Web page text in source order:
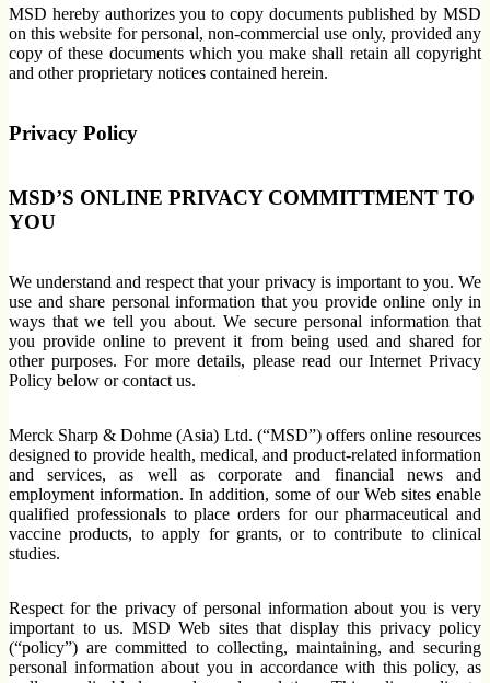
MSD hereby authorizes you to copy documents published by MSD
on this website for personal, non-commercial use only, provided any
copy of these documents which you make shall retain all copyright
and other proprietary notices contained herein.
Privacy Policy
MSD’S ONLINE PRIVACY COMMITTMENT TO
YOU
We understand and respect that your privacy is important to you. We
use and share personal information that you provide online only in
ways that we tell you about. We secure personal information that
you provide online to prevent it from being used and shared for
other purposes. For more details, please read our Internet Privacy
Policy below or contact us.
Merck Sharp & Dohme (Asia) Ltd. (“MSD”) offers online resources
designed to provide health, medical, and product-related information
and services, as well as corporate and financial news and
employment information. In addition, some of our Web sites enable
qualified professionals to place orders for our pharmaceutical and
vaccine products, to apply for grants, or to contribute to clinical
studies.
Respect for the privacy of personal information about you is very
important to us. MSD Web sites that display this privacy policy
(“policy”) are committed to collecting, maintaining, and securing
personal information about you in accordance with this policy, as